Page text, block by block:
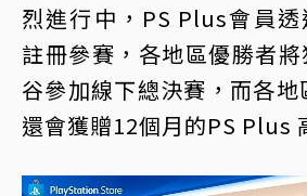
烈進行中，PS Plus會員
註冊參賽，各地區優勝者
谷參加線下總決賽，而各
還會獲贈12個月的PS Plus